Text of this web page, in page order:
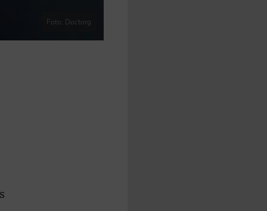
Foto: Doctorg